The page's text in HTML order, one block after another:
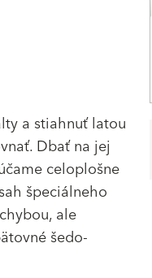
a stiahnuť latou
Dbať na jej
celoplošne
špeciálneho
ale
šedo-